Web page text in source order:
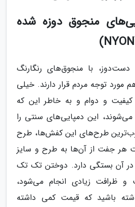
منجوق دوزه شده
با منجوق‌های رنگارنگ
مورد توجه مردم قرار دارند. خیلی
کیفیت و دوام و به خاطر این که
این دمپایی‌های سنتی را
طرح‌های این کفش‌ها، طرح
هر جفت از آن‌ها به طرح و سایز
در آن بستگی دارد. دوختن تک تک
و ظرافت زیادی انجام می‌شود،
داشته باشید که قیمت کمی داشته